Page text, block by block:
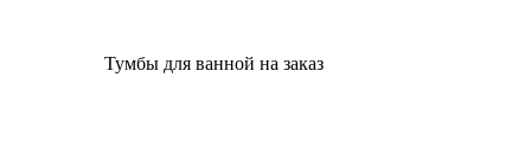
Тумбы для ванной на заказ